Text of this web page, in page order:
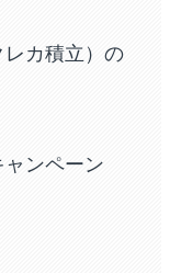
カ積立）の
ャンペーン